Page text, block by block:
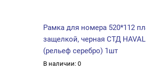
Рамка для номера 520*112
защелкой, черная СТД HAVAL
(рельеф серебро) 1шт
В наличии: 0